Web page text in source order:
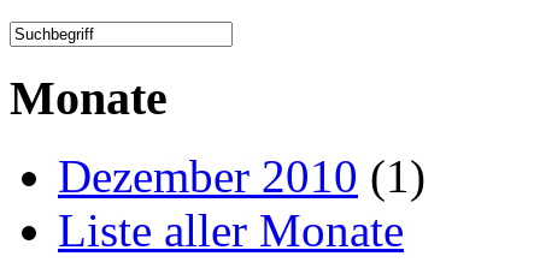
Monate
Dezember 2010 (1)
Liste aller Monate